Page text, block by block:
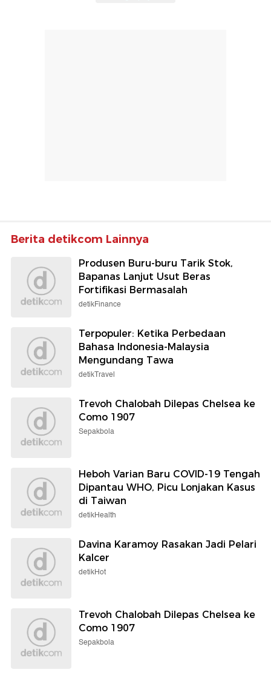
Berita detikcom Lainnya
Produsen Buru-buru Tarik Stok,
Bapanas Lanjut Usut Beras
Fortifikasi Bermasalah
detikFinance
Terpopuler: Ketika Perbedaan
Bahasa Indonesia-Malaysia
Mengundang Tawa
detikTravel
Trevoh Chalobah Dilepas Chelsea ke
Como 1907
Sepakbola
Heboh Varian Baru COVID-19 Tengah
Dipantau WHO, Picu Lonjakan Kasus
di Taiwan
detikHealth
Davina Karamoy Rasakan Jadi Pelari
Kalcer
detikHot
Trevoh Chalobah Dilepas Chelsea ke
Como 1907
Sepakbola